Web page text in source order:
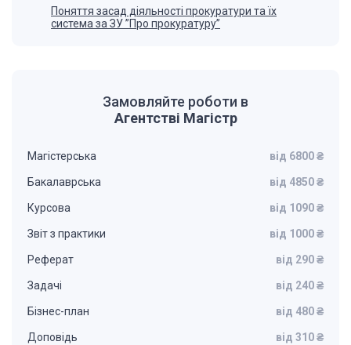
Поняття засад діяльності прокуратури та їх
система за ЗУ ”Про прокуратуру”
Замовляйте роботи в
Агентстві Магістр
Магістерська від 6800 ₴
Бакалаврська від 4850 ₴
Курсова від 1090 ₴
Звіт з практики від 1000 ₴
Реферат від 290 ₴
Задачі від 240 ₴
Бізнес-план від 480 ₴
Доповідь від 310 ₴